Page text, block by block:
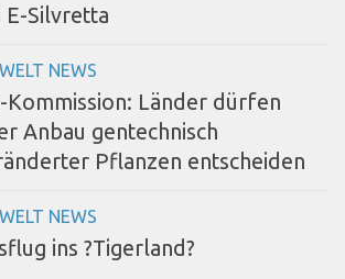
E-Silvretta
NEWS
Kommission: Länder dürfen
Anbau gentechnisch
Pflanzen entscheiden
NEWS
ins ?Tigerland?